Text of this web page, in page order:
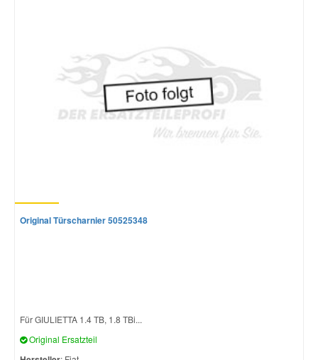
Original Türscharnier 50525348
Für GIULIETTA 1.4 TB, 1.8 TBi...
Original Ersatzteil
Mazda Ersatzteile
Mercedes Ersatzteile
Seat Ersatzteile
Skoda Ersatzteile